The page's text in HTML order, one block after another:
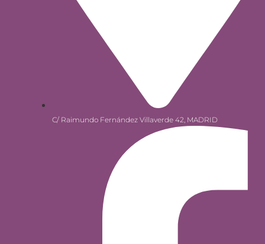
C/ Raimundo Fernández Villaverde 42, MADRID